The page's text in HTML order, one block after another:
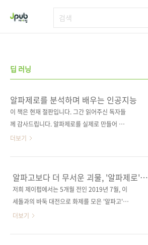
딥 러닝
알파제로를 분석하며 배우는 인공지능
이 책은 현재 절판입니다. 그간 읽어주신 독자들
께 감사드립니다. 알파제로를 실제로 만들어 보
면서 배우는 인공지능!Google Colaboratory
스] [알라딘] [영풍문고] [예스이십사] [인터파
크] [쿠팡] 전자책 구매 사이트(가나다순)[교보문
고] [구글북스] [리디북스] [알라딘] [예스이십
Digital원서명 AlphaZero 深層学習・強化学
習・探索人工知能プログラミング実践入門
더보기
알파고보다 더 무서운 괴물, '알파제로'의
모든 것!
저희 제이펍에서는 5개월 전인 2019년 7월, 이
세돌과의 바둑 대전으로 화제를 모은 '알파고'의
알고리즘과 인공지능 프로그래밍을 다룬 《알파
더보기